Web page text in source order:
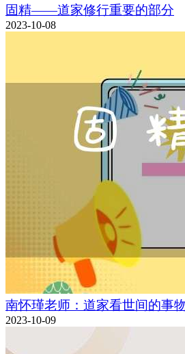
固精——道家修行重要的部分
2023-10-08
南怀瑾老师：道家看世间的事
2023-10-09